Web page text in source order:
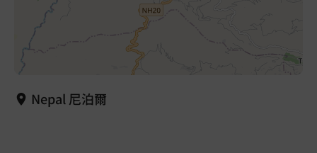
Nepal 尼泊爾